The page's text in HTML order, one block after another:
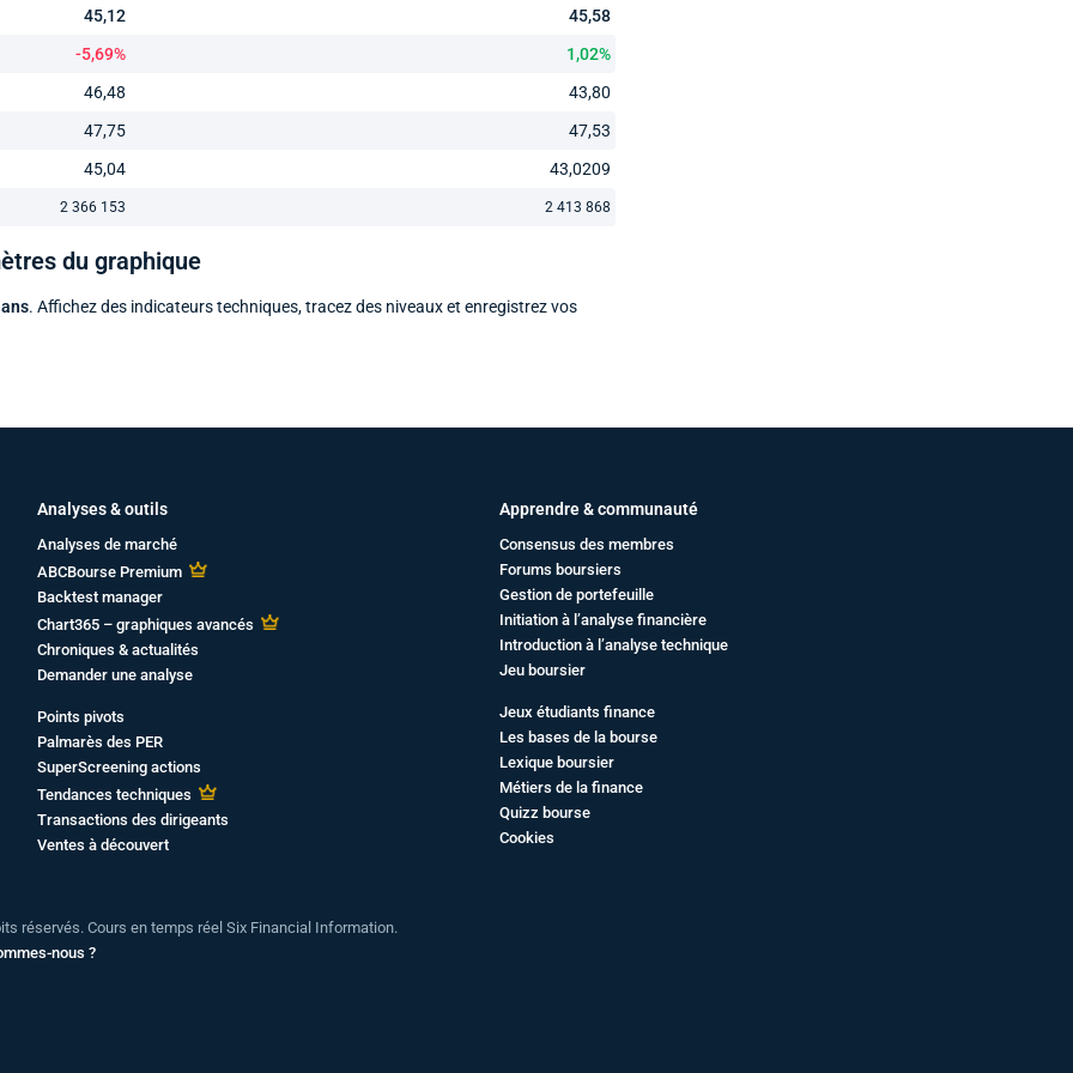
45,12
45,58
-5,69%
1,02%
46,48
43,80
47,75
47,53
45,04
43,0209
2 366 153 2 413 868
du graphique
. Affichez des indicateurs techniques, tracez des niveaux et enregistrez vos
Analyses & outils
Analyses de marché
ABCBourse Premium
Backtest manager
Chart365 – graphiques avancés
Chroniques & actualités
Demander une analyse
Points pivots
Palmarès des PER
SuperScreening actions
Tendances techniques
Transactions des dirigeants
Ventes à découvert
Apprendre & communauté
Consensus des membres
Forums boursiers
Gestion de portefeuille
Initiation à l’analyse financière
Introduction à l’analyse technique
Jeu boursier
Jeux étudiants finance
Les bases de la bourse
Lexique boursier
Métiers de la finance
Quizz bourse
Cookies
réservés. Cours en temps réel Six Financial Information.
nous ?